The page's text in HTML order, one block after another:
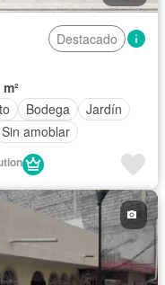
Destacado
Bodega
Jardín
Sin amoblar